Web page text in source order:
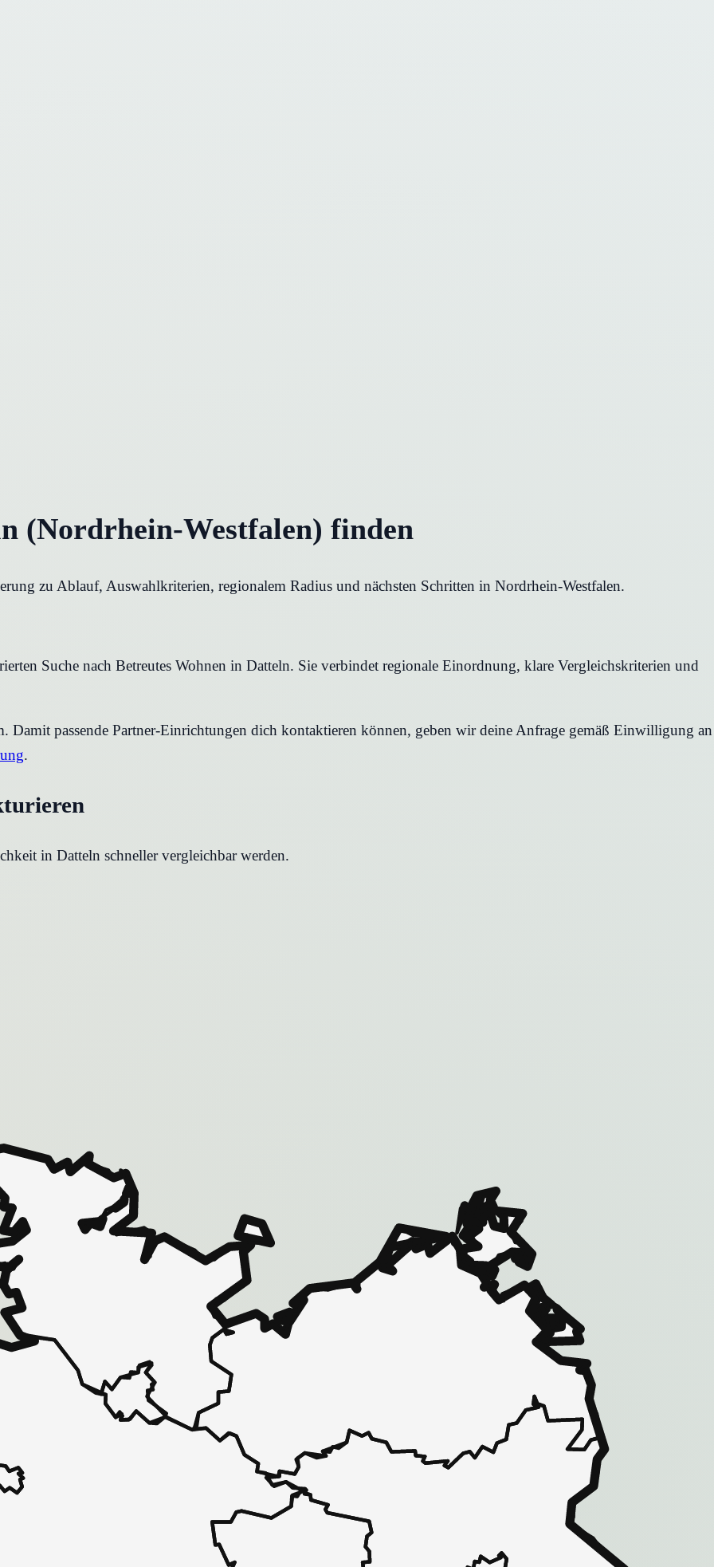
(Nordrhein-Westfalen) finden
zu Ablauf, Auswahlkriterien, regionalem Radius und nächsten Schritten in Nordrhein-Westfalen.
Suche nach Betreutes Wohnen in Datteln. Sie verbindet regionale Einordnung, klare Vergleichskriterien und
passende Partner-Einrichtungen dich kontaktieren können, geben wir deine Anfrage gemäß Einwilligung an
.
in Datteln schneller vergleichbar werden.
in 30 Sekunden zu einem Pflegeplatz
bei Ihnen.